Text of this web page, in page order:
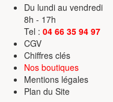
Du lundi au vendredi
8h - 17h
Tel : 04 66 35 94 97
CGV
Chiffres clés
Nos boutiques
Mentions légales
Plan du Site